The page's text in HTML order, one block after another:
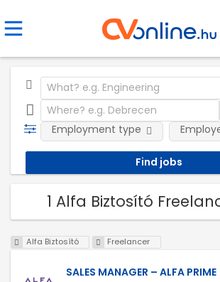
Employment type
1 Alfa Biztosító
Alfa Biztosító Freelancer
SALES MANAGER – ALFA PRIME